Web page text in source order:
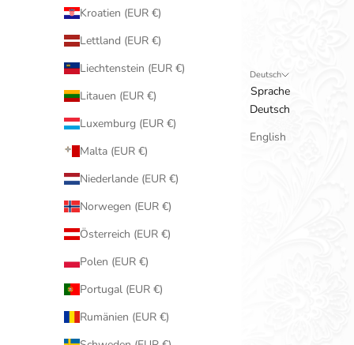
Kroatien (EUR €)
Lettland (EUR €)
Liechtenstein (EUR €)
Litauen (EUR €)
Luxemburg (EUR €)
Malta (EUR €)
Niederlande (EUR €)
Norwegen (EUR €)
Österreich (EUR €)
Polen (EUR €)
Portugal (EUR €)
Rumänien (EUR €)
Deutsch
Sprache
Deutsch
English